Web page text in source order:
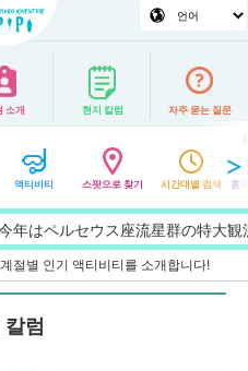
소개 현지 칼럼 자주 묻는 질문
액티비티 스팟으로 찾기 시간대별 검색 홈
座流星群の特大観測チャンス！
절별 인기 액티비티를 소개합니다!
럼